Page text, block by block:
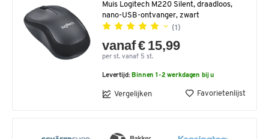
Muis Logitech M220 Silent, draadloos,
nano-USB-ontvanger, zwart
(1)
vanaf € 15,99
per st. vanaf 5 st.
Levertijd: Binnen 1-2 werkdagen bij u
Vergelijken Favorietenlijst